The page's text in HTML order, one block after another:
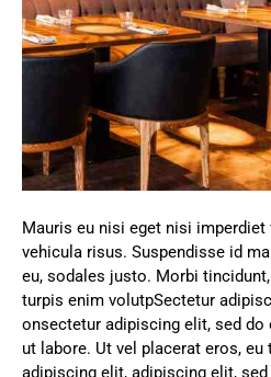
Mauris eu nisi eget nisi
vehicula risus. Suspendisse id
eu, sodales justo. Morbi
turpis enim volutpSectetur
onsectetur adipiscing elit, sed
ut labore. Ut vel placerat eros,
adipiscing elit, adipiscing elit, sed